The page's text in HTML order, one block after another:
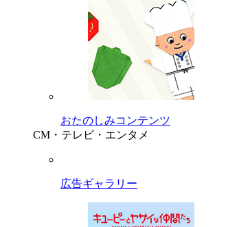
おたのしみコンテンツ
CM・テレビ・エンタメ
広告ギャラリー